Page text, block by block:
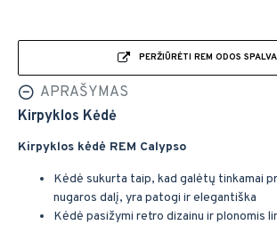
PERŽIŪRĖTI REM ODOS
APRAŠYMAS
Kirpyklos Kėdė
Kirpyklos kėdė REM Calypso
Kėdė sukurta taip, kad galėtų tinkamai
nugaros dalį, yra patogi ir elegantiška
Kėdė pasižymi retro dizainu ir plonomis